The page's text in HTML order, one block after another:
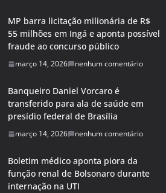
MP barra licitação milionária de R$
55 milhões em Ingá e aponta possível
fraude ao concurso público
março 14, 2026 nenhum comentário
Banqueiro Daniel Vorcaro é
transferido para ala de saúde em
presídio federal de Brasília
março 14, 2026 nenhum comentário
Boletim médico aponta piora da
função renal de Bolsonaro durante
internação na UTI